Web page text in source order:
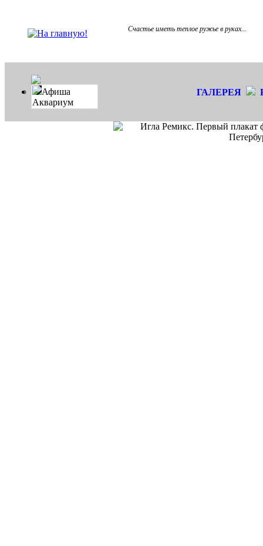
Счастье иметь теплое ружье в руках...
Афиша
Аквариум
ГАЛЕРЕЯ